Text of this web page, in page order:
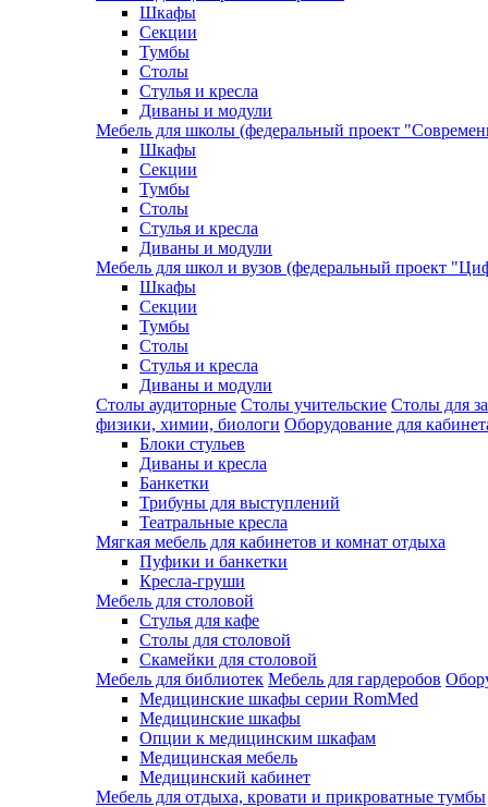
Шкафы
Секции
Тумбы
Столы
Стулья и кресла
Диваны и модули
Мебель для школы (федеральный проект
Шкафы
Секции
Тумбы
Столы
Стулья и кресла
Диваны и модули
Мебель для школ и вузов (федеральный проект
Шкафы
Секции
Тумбы
Столы
Стулья и кресла
Диваны и модули
Столы аудиторные Столы учительские Столы для
физики, химии, биологи Оборудование для
Блоки стульев
Диваны и кресла
Банкетки
Трибуны для выступлений
Театральные кресла
Мягкая мебель для кабинетов и комнат отдыха
Пуфики и банкетки
Кресла-груши
Мебель для столовой
Cтулья для кафе
Cтолы для столовой
Скамейки для столовой
Мебель для библиотек Мебель для гардеробов
Медицинские шкафы серии RomMed
Медицинские шкафы
Опции к медицинским шкафам
Медицинская мебель
Медицинский кабинет
Мебель для отдыха, кровати и прикроватные тумбы